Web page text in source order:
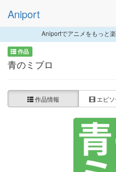
Aniport
Aniportでアニメをもっと楽
作品
青のミブロ
作品情報 エピ